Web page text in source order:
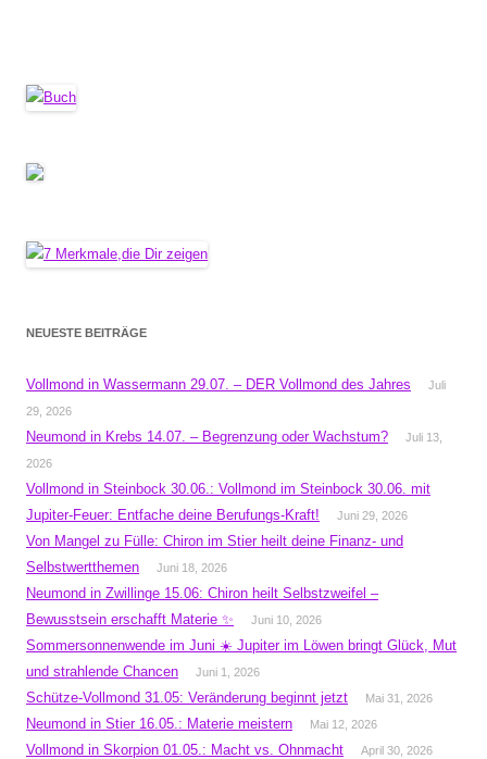
NEUESTE BEITRÄGE
Vollmond in Wassermann 29.07. – DER Vollmond des Jahres
Juli
29, 2026
Neumond in Krebs 14.07. – Begrenzung oder Wachstum?
Juli 13,
2026
Vollmond in Steinbock 30.06.: Vollmond im Steinbock 30.06. mit
Jupiter-Feuer: Entfache deine Berufungs-Kraft!
Juni 29, 2026
Von Mangel zu Fülle: Chiron im Stier heilt deine Finanz- und
Selbstwertthemen
Juni 18, 2026
Neumond in Zwillinge 15.06: Chiron heilt Selbstzweifel –
Bewusstsein erschafft Materie ✨
Juni 10, 2026
Sommersonnenwende im Juni ☀️ Jupiter im Löwen bringt Glück, Mut
und strahlende Chancen
Juni 1, 2026
Schütze-Vollmond 31.05: Veränderung beginnt jetzt Mai 31, 2026
Neumond in Stier 16.05.: Materie meistern Mai 12, 2026
Vollmond in Skorpion 01.05.: Macht vs. Ohnmacht April 30, 2026